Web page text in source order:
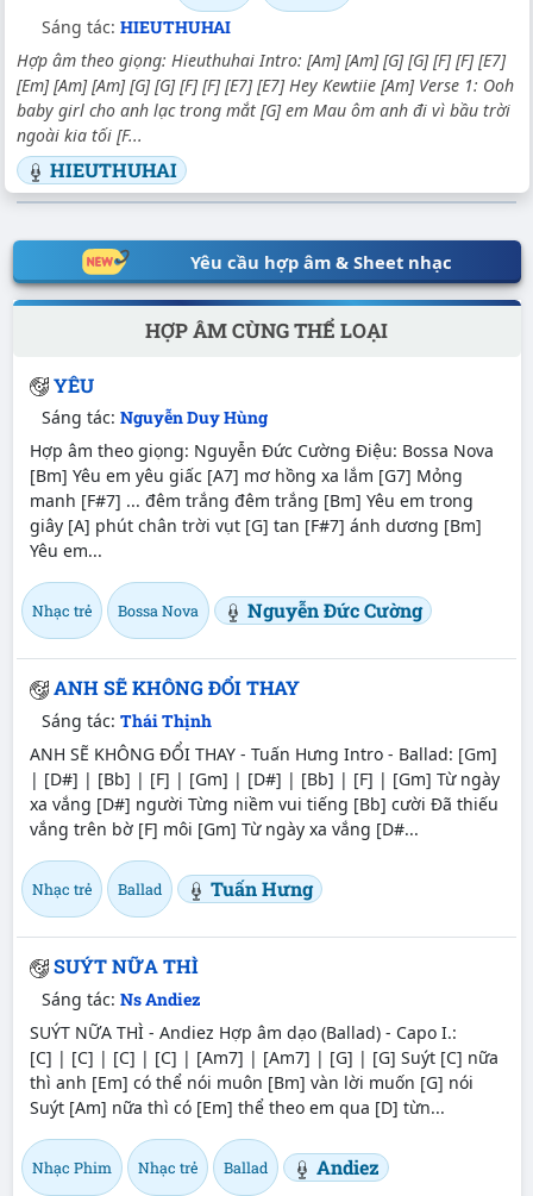
Sáng tác: HIEUTHUHAI
Hợp âm theo giọng: Hieuthuhai Intro: [Am] [Am] [G] [G] [F] [F] [E7]
[Em] [Am] [Am] [G] [G] [F] [F] [E7] [E7] Hey Kewtiie [Am] Verse 1: Ooh
baby girl cho anh lạc trong mắt [G] em Mau ôm anh đi vì bầu trời
ngoài kia tối [F...
HIEUTHUHAI
Yêu cầu hợp âm & Sheet nhạc
HỢP ÂM CÙNG THỂ LOẠI
YÊU
Sáng tác: Nguyễn Duy Hùng
Hợp âm theo giọng: Nguyễn Đức Cường Điệu: Bossa Nova
[Bm] Yêu em yêu giấc [A7] mơ hồng xa lắm [G7] Mỏng
manh [F#7] ... đêm trắng đêm trắng [Bm] Yêu em trong
giây [A] phút chân trời vụt [G] tan [F#7] ánh dương [Bm]
Yêu em...
Nhạc trẻ Bossa Nova Nguyễn Đức Cường
ANH SẼ KHÔNG ĐỔI THAY
Sáng tác: Thái Thịnh
ANH SẼ KHÔNG ĐỔI THAY - Tuấn Hưng Intro - Ballad: [Gm]
| [D#] | [Bb] | [F] | [Gm] | [D#] | [Bb] | [F] | [Gm] Từ ngày
xa vắng [D#] người Từng niềm vui tiếng [Bb] cười Đã thiếu
vắng trên bờ [F] môi [Gm] Từ ngày xa vắng [D#...
Nhạc trẻ Ballad Tuấn Hưng
SUÝT NỮA THÌ
Sáng tác: Ns Andiez
SUÝT NỮA THÌ - Andiez Hợp âm dạo (Ballad) - Capo I.:
[C] | [C] | [C] | [C] | [Am7] | [Am7] | [G] | [G] Suýt [C] nữa
thì anh [Em] có thể nói muôn [Bm] vàn lời muốn [G] nói
Suýt [Am] nữa thì có [Em] thể theo em qua [D] từn...
Nhạc Phim Nhạc trẻ Ballad Andiez